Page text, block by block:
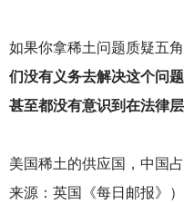
如果你拿稀土问题质疑五
们没有义务去解决这个问
甚至都没有意识到在法律
美国稀土的供应国，中国
来源：英国《每日邮报》）